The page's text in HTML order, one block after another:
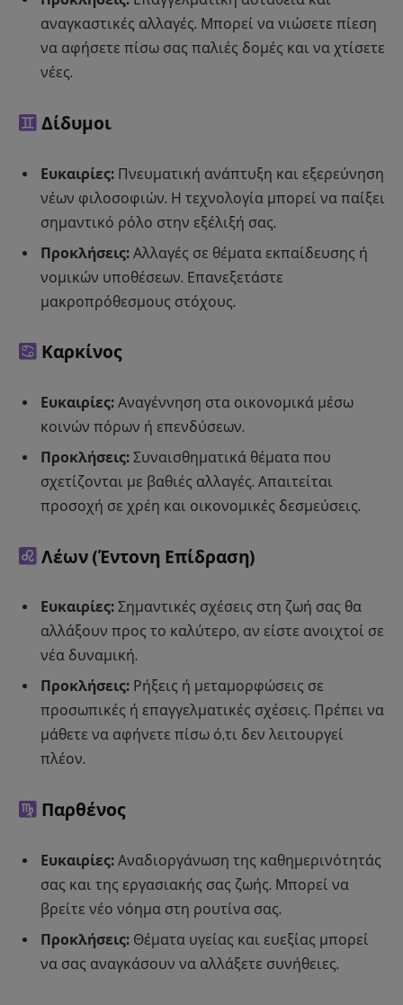
αναγκαστικές αλλαγές. Μπορεί να νιώσετε πίεση
να αφήσετε πίσω σας παλιές δομές και να χτίσετε
νέες.
Δίδυμοι
Ευκαιρίες: Πνευματική ανάπτυξη και εξερεύνηση
νέων φιλοσοφιών. Η τεχνολογία μπορεί να παίξει
σημαντικό ρόλο στην εξέλιξή σας.
Προκλήσεις: Αλλαγές σε θέματα εκπαίδευσης ή
νομικών υποθέσεων. Επανεξετάστε
μακροπρόθεσμους στόχους.
Καρκίνος
Ευκαιρίες: Αναγέννηση στα οικονομικά μέσω
κοινών πόρων ή επενδύσεων.
Προκλήσεις: Συναισθηματικά θέματα που
σχετίζονται με βαθιές αλλαγές. Απαιτείται
προσοχή σε χρέη και οικονομικές δεσμεύσεις.
Λέων(Έντονη Επίδραση)
Ευκαιρίες: Σημαντικές σχέσεις στη ζωή σας θα
αλλάξουν προς το καλύτερο, αν είστε ανοιχτοί σε
νέα δυναμική.
Προκλήσεις: Ρήξεις ή μεταμορφώσεις σε
προσωπικές ή επαγγελματικές σχέσεις. Πρέπει να
μάθετε να αφήνετε πίσω ό,τι δεν λειτουργεί
πλέον.
Παρθένος
Ευκαιρίες: Αναδιοργάνωση της καθημερινότητάς
σας και της εργασιακής σας ζωής. Μπορεί να
βρείτε νέο νόημα στη ρουτίνα σας.
Προκλήσεις: Θέματα υγείας και ευεξίας μπορεί
να σας αναγκάσουν να αλλάξετε συνήθειες.